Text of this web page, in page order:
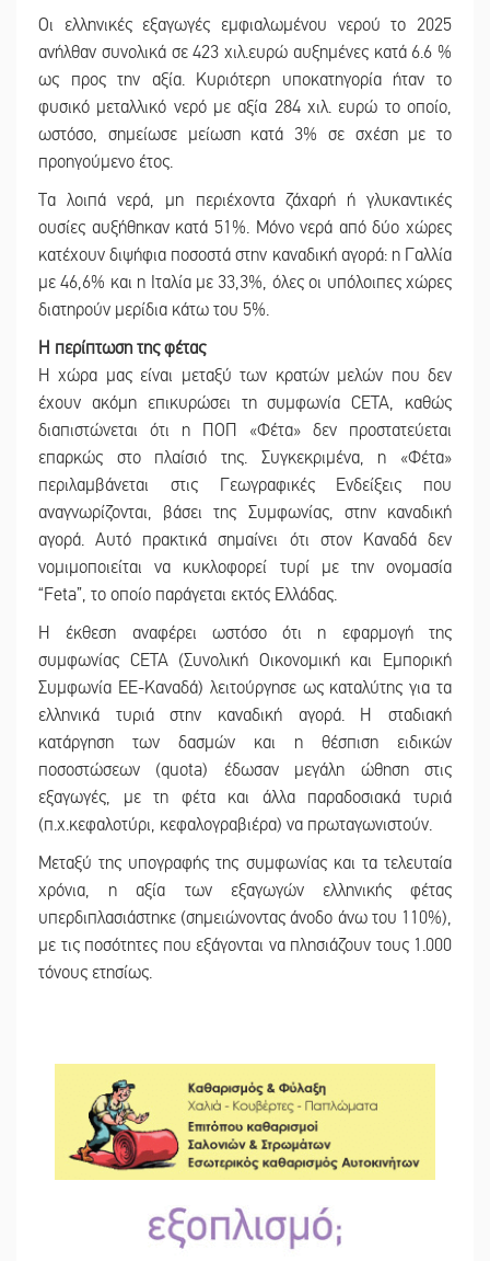
Οι ελληνικές εξαγωγές εμφιαλωμένου νερού το 2025
ανήλθαν συνολικά σε 423 χιλ.ευρώ αυξημένες κατά 6.6 %
ως προς την αξία. Κυριότερη υποκατηγορία ήταν το
φυσικό μεταλλικό νερό με αξία 284 χιλ. ευρώ το οποίο,
ωστόσο, σημείωσε μείωση κατά 3% σε σχέση με το
προηγούμενο έτος.
Τα λοιπά νερά, μη περιέχοντα ζάχαρή ή γλυκαντικές
ουσίες αυξήθηκαν κατά 51%. Μόνο νερά από δύο χώρες
κατέχουν διψήφια ποσοστά στην καναδική αγορά: η Γαλλία
με 46,6% και η Ιταλία με 33,3%, όλες οι υπόλοιπες χώρες
διατηρούν μερίδια κάτω του 5%.
Η περίπτωση της φέτας
H χώρα μας είναι μεταξύ των κρατών μελών που δεν
έχουν ακόμη επικυρώσει τη συμφωνία CETA, καθώς
διαπιστώνεται ότι η ΠΟΠ «Φέτα» δεν προστατεύεται
επαρκώς στο πλαίσιό της. Συγκεκριμένα, η «Φέτα»
περιλαμβάνεται στις Γεωγραφικές Ενδείξεις που
αναγνωρίζονται, βάσει της Συμφωνίας, στην καναδική
αγορά. Αυτό πρακτικά σημαίνει ότι στον Καναδά δεν
νομιμοποιείται να κυκλοφορεί τυρί με την ονομασία
“Feta”, το οποίο παράγεται εκτός Ελλάδας.
Η έκθεση αναφέρει ωστόσο ότι η εφαρμογή της
συμφωνίας CETA (Συνολική Οικονομική και Εμπορική
Συμφωνία ΕΕ-Καναδά) λειτούργησε ως καταλύτης για τα
ελληνικά τυριά στην καναδική αγορά. Η σταδιακή
κατάργηση των δασμών και η θέσπιση ειδικών
ποσοστώσεων (quota) έδωσαν μεγάλη ώθηση στις
εξαγωγές, με τη φέτα και άλλα παραδοσιακά τυριά
(π.χ.κεφαλοτύρι, κεφαλογραβιέρα) να πρωταγωνιστούν.
Μεταξύ της υπογραφής της συμφωνίας και τα τελευταία
χρόνια, η αξία των εξαγωγών ελληνικής φέτας
υπερδιπλασιάστηκε (σημειώνοντας άνοδο άνω του 110%),
με τις ποσότητες που εξάγονται να πλησιάζουν τους 1.000
τόνους ετησίως.